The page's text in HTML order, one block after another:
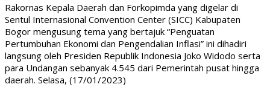
Rakornas Kepala Daerah dan Forkopimda yang digelar di
Sentul Internasional Convention Center (SICC) Kabupaten
Bogor mengusung tema yang bertajuk “Penguatan
Pertumbuhan Ekonomi dan Pengendalian Inflasi” ini dihadiri
langsung oleh Presiden Republik Indonesia Joko Widodo serta
para Undangan sebanyak 4.545 dari Pemerintah pusat hingga
daerah. Selasa, (17/01/2023)